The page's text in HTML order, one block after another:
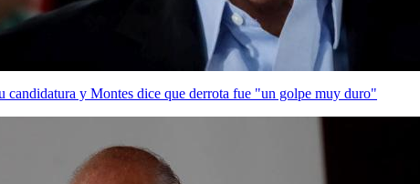
candidatura y Montes dice que derrota fue "un golpe muy duro"